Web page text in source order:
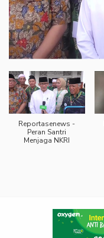
Reportasenews -
Peran Santri
Menjaga NKRI